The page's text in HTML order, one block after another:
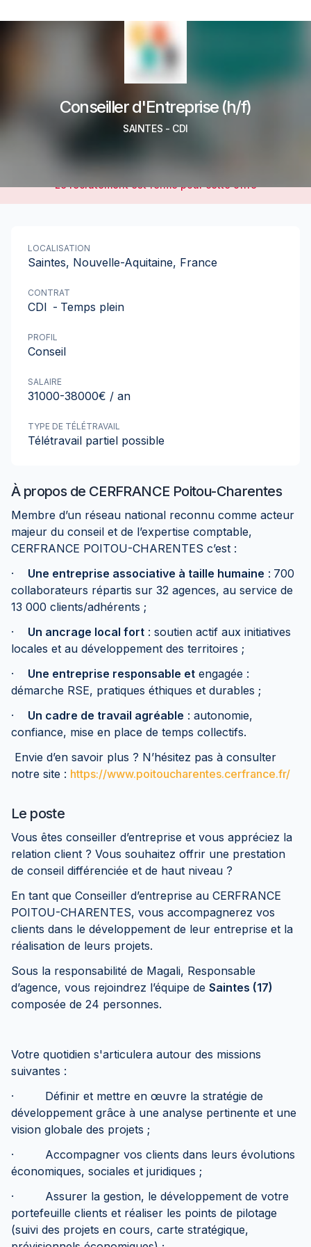
Conseiller d'Entreprise (h/f)
SAINTES - CDI
Le recrutement est fermé pour cette offre
À propos de CERFRANCE Poitou-Charentes
Membre d’un réseau national reconnu comme acteur
majeur du conseil et de l’expertise comptable,
CERFRANCE POITOU-CHARENTES c’est :
· Une entreprise associative à taille humaine : 700
collaborateurs répartis sur 32 agences, au service de
13 000 clients/adhérents ;
· Un ancrage local fort : soutien actif aux initiatives
locales et au développement des territoires ;
· Une entreprise responsable et engagée :
démarche RSE, pratiques éthiques et durables ;
· Un cadre de travail agréable : autonomie,
confiance, mise en place de temps collectifs.
Envie d’en savoir plus ? N’hésitez pas à consulter
notre site : https://www.poitoucharentes.cerfrance.fr/
Le poste
Vous êtes conseiller d’entreprise et vous appréciez la
relation client ? Vous souhaitez offrir une prestation
de conseil différenciée et de haut niveau ?
En tant que Conseiller d’entreprise au CERFRANCE
POITOU-CHARENTES, vous accompagnerez vos
clients dans le développement de leur entreprise et la
réalisation de leurs projets.
Sous la responsabilité de Magali, Responsable
d’agence, vous rejoindrez l’équipe de Saintes (17)
composée de 24 personnes.
Votre quotidien s'articulera autour des missions
suivantes :
· Définir et mettre en œuvre la stratégie de
développement grâce à une analyse pertinente et une
vision globale des projets ;
· Accompagner vos clients dans leurs évolutions
économiques, sociales et juridiques ;
· Assurer la gestion, le développement de votre
portefeuille clients et réaliser les points de pilotage
(suivi des projets en cours, carte stratégique,
LOCALISATION
Saintes, Nouvelle-Aquitaine, France
CONTRAT
CDI - Temps plein
PROFIL
Conseil
SALAIRE
31000-38000€ / an
TYPE DE TÉLÉTRAVAIL
Télétravail partiel possible